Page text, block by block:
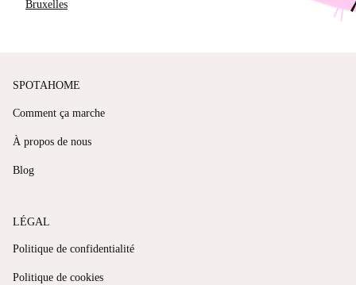
Bruxelles
SPOTAHOME
Comment ça marche
À propos de nous
Blog
LÉGAL
Politique de confidentialité
Politique de cookies